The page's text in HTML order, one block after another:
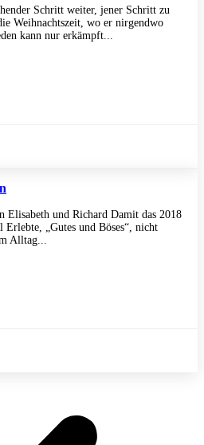
Schritt weiter, jener Schritt zu
Weihnachtszeit, wo er nirgendwo
kann nur erkämpft...
Elisabeth und Richard Damit das 2018
Erlebte, „Gutes und Böses“, nicht
Alltag...